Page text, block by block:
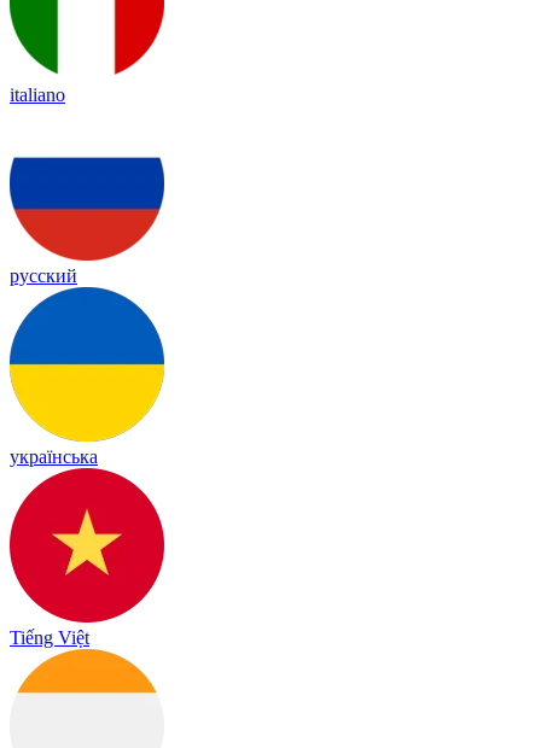
italiano
русский
українська
Tiếng Việt